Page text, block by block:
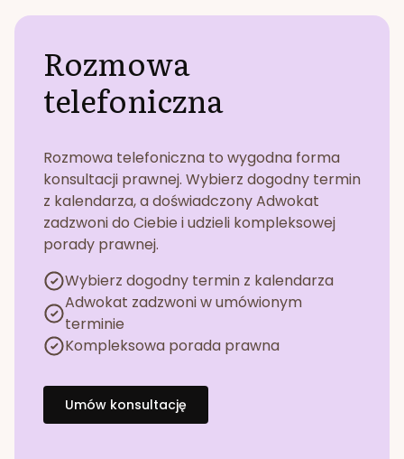
Rozmowa
telefoniczna
Rozmowa telefoniczna to wygodna forma
konsultacji prawnej. Wybierz dogodny termin
z kalendarza, a doświadczony Adwokat
zadzwoni do Ciebie i udzieli kompleksowej
porady prawnej.
Wybierz dogodny termin z kalendarza
Adwokat zadzwoni w umówionym
terminie
Kompleksowa porada prawna
Umów konsultację